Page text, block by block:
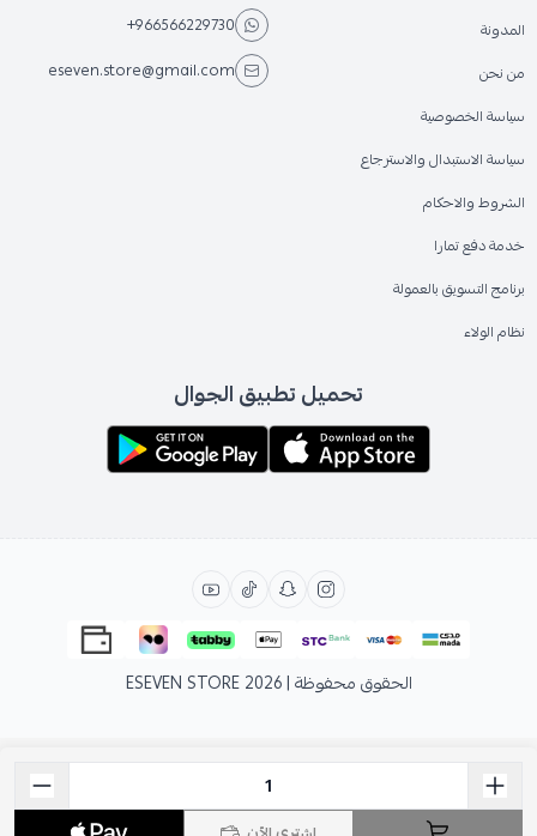
المدونة
من نحن
سياسة الخصوصية
سياسة الاستبدال والاسترجاع
الشروط والاحكام
خدمة دفع تمارا
برنامج التسويق بالعمولة
نظام الولاء
+966566229730
eseven.store@gmail.com
تحميل تطبيق الجوال
الحقوق محفوظة | 2026 ESEVEN STORE